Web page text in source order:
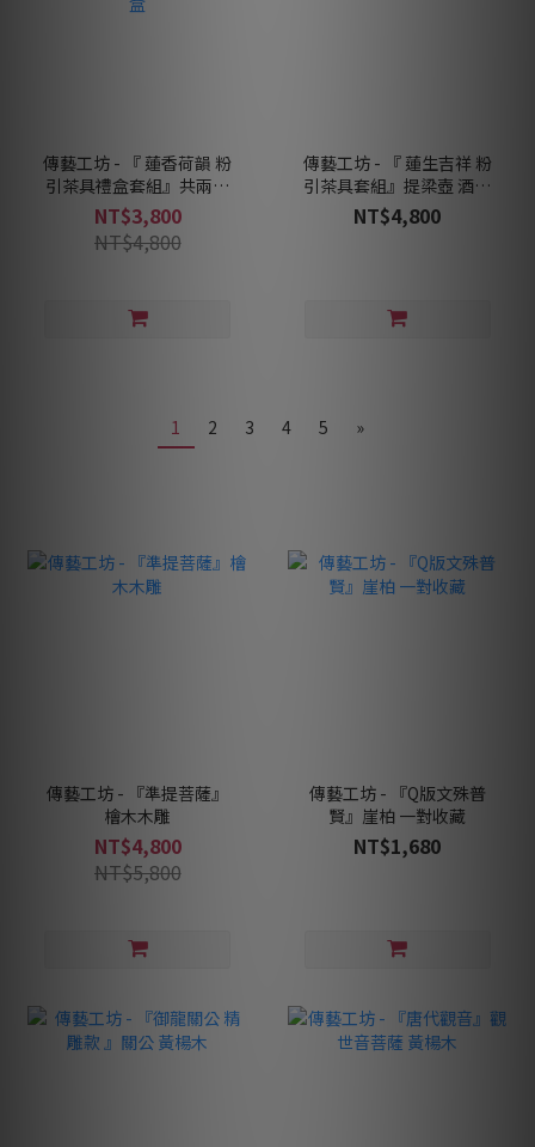
傳藝工坊 - 『 蓮香荷韻 粉
引茶具禮盒套組』共兩款
壺型可選擇 正把壺 側把壺
茶具禮盒
NT$3,800
NT$4,800
傳藝工坊 - 『 蓮生吉祥 粉
引茶具套組』提梁壺 酒精
爐 茶具禮盒
NT$4,800
1 2 3 4 5 »
傳藝工坊 - 『準提菩薩』
檜木木雕
NT$4,800
NT$5,800
傳藝工坊 - 『Q版文殊普
賢』崖柏 一對收藏
NT$1,680